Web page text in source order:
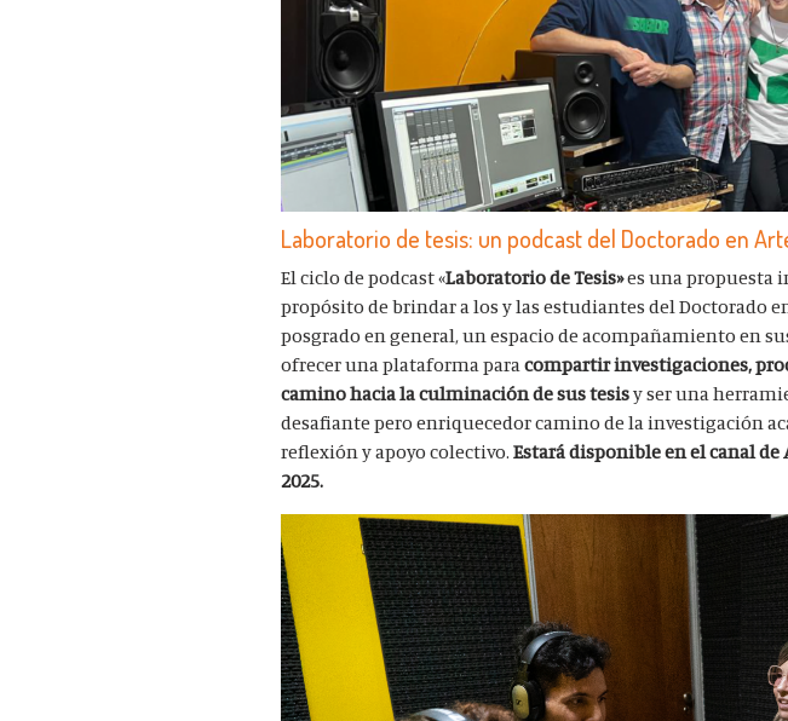
Laboratorio de tesis: un podcast del Doctorado en
El ciclo de podcast «Laboratorio de Tesis»es una propuesta
propósito de brindar a los y las estudiantes del Doctorado
posgrado en general, un espacio de acompañamiento en
ofrecer una plataforma paracompartir investigaciones,
camino hacia la culminación de sus tesisy ser una
desafiante pero enriquecedor camino de la investigación
reflexión y apoyo colectivo.Estará disponible en el canal
2025.